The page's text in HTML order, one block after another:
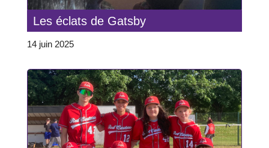
Les éclats de Gatsby
14 juin 2025